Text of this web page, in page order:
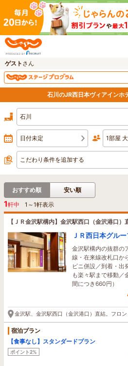
ゲスト さん
石川のJR西日本ヴィアインホ
石川
日付未定 1部屋
こだわり条件を追加する
おすすめ順 安い順
1軒中 1 ～1軒表示
【ＪＲ金沢駅構内】金沢駅西口（金沢港口
ＪＲ西日本グル
金沢駅構内の抜群の
線・在来線改札口か
ビニ併設／到着・出
も楽々駅まで移動／
間につき660円）
金沢駅、金沢駅西口（金沢港口）直結。フロン
宿泊プラン
【食事なし】スタンダードプラン
ポイント2%